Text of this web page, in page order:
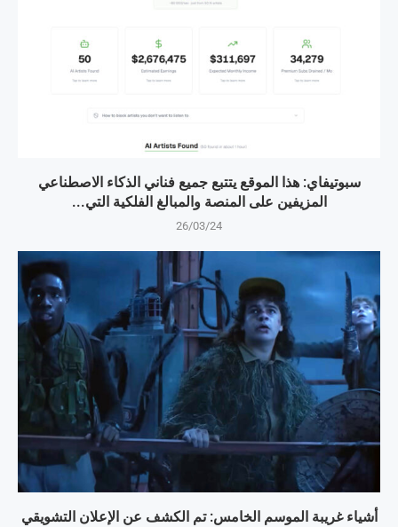
سبوتيفاي: هذا الموقع يتتبع جميع فناني الذكاء الاصطناعي
المزيفين على المنصة والمبالغ الفلكية التي...
26/03/24
أشياء غريبة الموسم الخامس: تم الكشف عن الإعلان التشويقي